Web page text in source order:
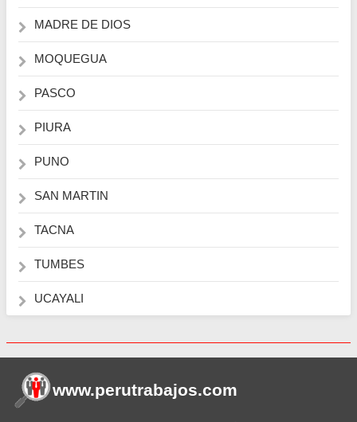
MADRE DE DIOS
MOQUEGUA
PASCO
PIURA
PUNO
SAN MARTIN
TACNA
TUMBES
UCAYALI
www.perutrabajos.com